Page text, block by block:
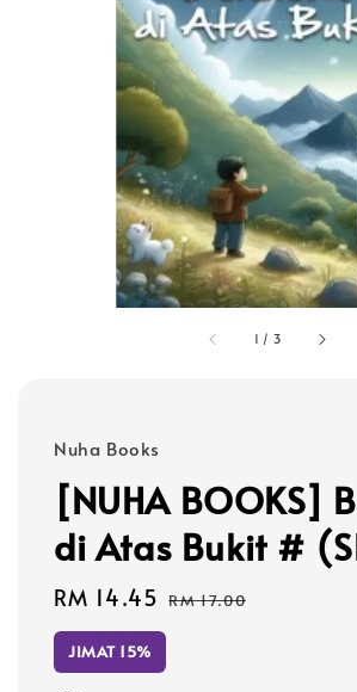
1 / 3
Nuha Books
[NUHA BOOKS]
di Atas Bukit #
Sale
price
RM 14.45 Regular
RM 17.00
JIMAT 15%